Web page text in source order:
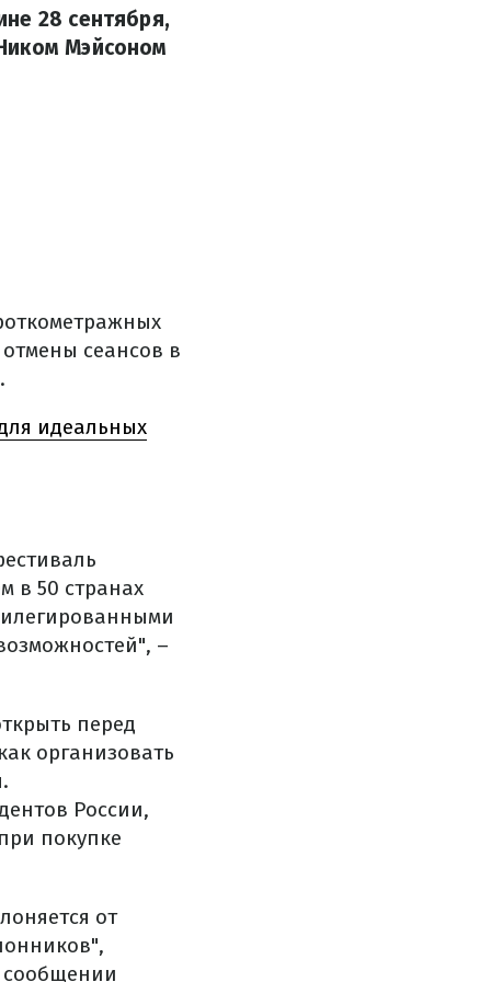
28 сентября,
Мэйсоном
сеансов в
идеальных
в 50 странах
–
перед
организовать
России,
покупке
от
сообщении